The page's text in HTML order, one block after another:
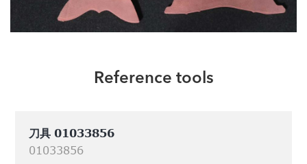
Reference tools
刀具 01033856
01033856